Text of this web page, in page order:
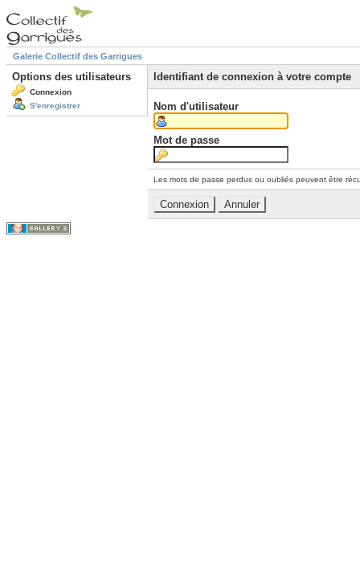
Galerie Collectif des Garrigues
Options des utilisateurs
Connexion
S'enregistrer
Identifiant de connexion à votre compte
Nom d'utilisateur
Mot de passe
Les mots de passe perdus ou oubliés peuvent être